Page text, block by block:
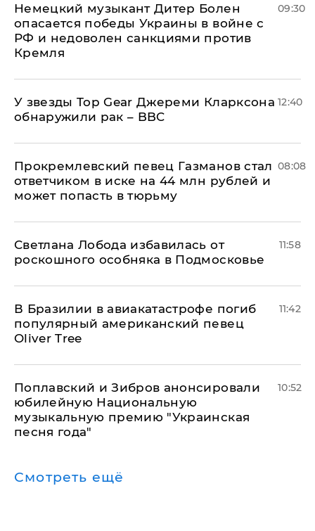
Немецкий музыкант Дитер Болен
опасается победы Украины в войне с
РФ и недоволен санкциями против
Кремля
09:30
У звезды Top Gear Джереми Кларксона
обнаружили рак – BBC
12:40
Прокремлевский певец Газманов стал
ответчиком в иске на 44 млн рублей и
может попасть в тюрьму
08:08
Светлана Лобода избавилась от
роскошного особняка в Подмосковье
11:58
В Бразилии в авиакатастрофе погиб
популярный американский певец
Oliver Tree
11:42
Поплавский и Зибров анонсировали
юбилейную Национальную
музыкальную премию "Украинская
песня года"
10:52
Смотреть ещё